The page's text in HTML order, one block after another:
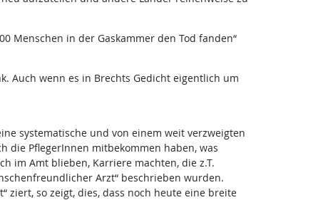
Menschen in der Gaskammer den Tod fanden“
Auch wenn es in Brechts Gedicht eigentlich um
systematische und von einem weit verzweigten
die PflegerInnen mitbekommen haben, was
im Amt blieben, Karriere machten, die z.T.
Arzt“ beschrieben wurden.
ziert, so zeigt, dies, dass noch heute eine breite